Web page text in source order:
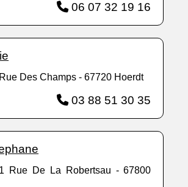
06 07 32 19 16
Des Champs - 67720 Hoerdt
03 88 51 30 35
Rue De La Robertsau - 67800